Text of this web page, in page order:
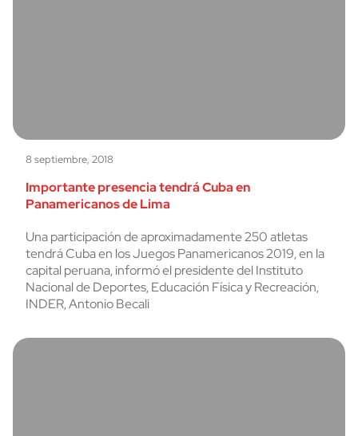
8 septiembre, 2018
Importante presencia tendrá Cuba en
Panamericanos de Lima
Una participación de aproximadamente 250 atletas
tendrá Cuba en los Juegos Panamericanos 2019, en la
capital peruana, informó el presidente del Instituto
Nacional de Deportes, Educación Física y Recreación,
INDER, Antonio Becali